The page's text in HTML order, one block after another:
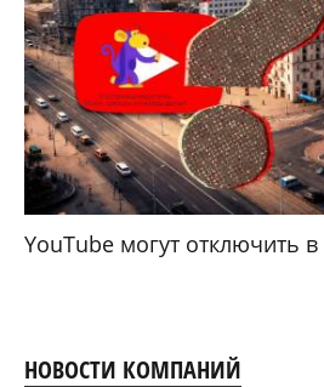
YouTube могут отключить в
НОВОСТИ КОМПАНИЙ